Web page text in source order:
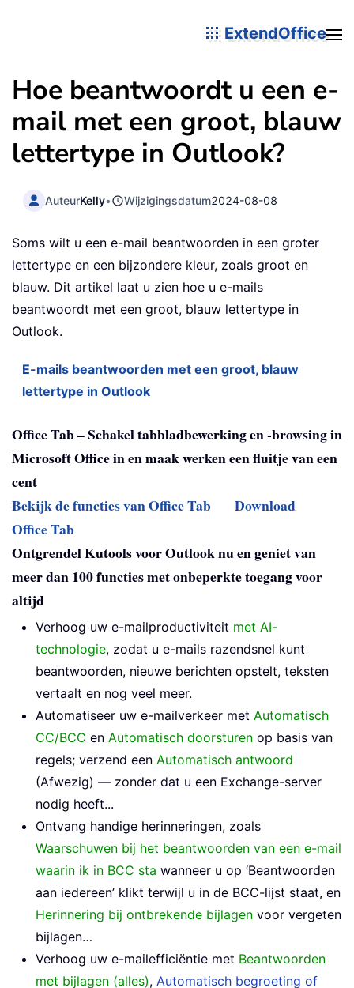
ExtendOffice
Hoe beantwoordt u een e-
mail met een groot, blauw
lettertype in Outlook?
AuteurKelly• Wijzigingsdatum2024-08-08
Soms wilt u een e-mail beantwoorden in een groter
lettertype en een bijzondere kleur, zoals groot en
blauw. Dit artikel laat u zien hoe u e-mails
beantwoordt met een groot, blauw lettertype in
Outlook.
E-mails beantwoorden met een groot, blauw
lettertype in Outlook
Office Tab – Schakel tabbladbewerking en -browsing in
Microsoft Office in en maak werken een fluitje van een
cent
Bekijk de functies van Office Tab
Download
Office Tab
Ontgrendel Kutools voor Outlook nu en geniet van
meer dan 100 functies met onbeperkte toegang voor
altijd
Verhoog uw e-mailproductiviteit met AI-
technologie, zodat u e-mails razendsnel kunt
beantwoorden, nieuwe berichten opstelt, teksten
vertaalt en nog veel meer.
Automatiseer uw e-mailverkeer met Automatisch
CC/BCC en Automatisch doorsturen op basis van
regels; verzend een Automatisch antwoord
(Afwezig) — zonder dat u een Exchange-server
nodig heeft...
Ontvang handige herinneringen, zoals
Waarschuwen bij het beantwoorden van een e-mail
waarin ik in BCC sta wanneer u op ‘Beantwoorden
aan iedereen’ klikt terwijl u in de BCC-lijst staat, en
Herinnering bij ontbrekende bijlagen voor vergeten
bijlagen…
Verhoog uw e-mailefficiëntie met Beantwoorden
met bijlagen (alles), Automatisch begroeting of